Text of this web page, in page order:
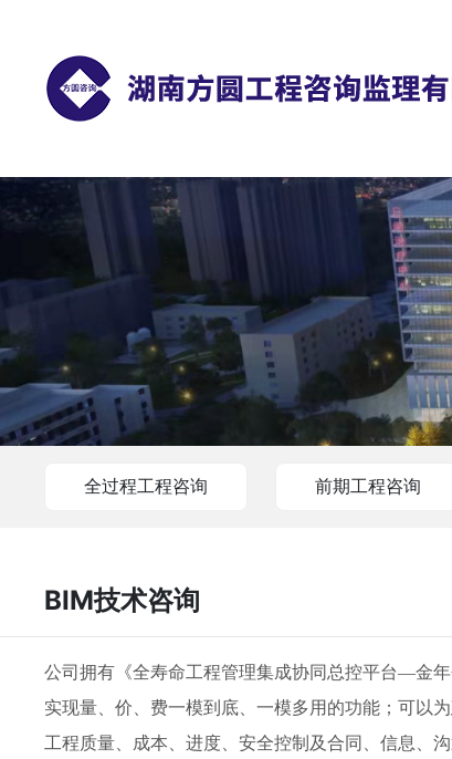
全过程工程咨询 前期工程咨询
BIM技术咨询
公司拥有《全寿命工程管理集成协同总控平台—金
实现量、价、费一模到底、一模多用的功能；可以
工程质量、成本、进度、安全控制及合同、信息、